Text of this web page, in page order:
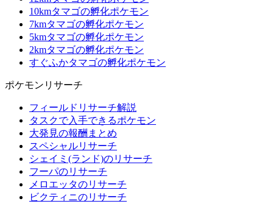
10kmタマゴの孵化ポケモン
7kmタマゴの孵化ポケモン
5kmタマゴの孵化ポケモン
2kmタマゴの孵化ポケモン
すぐふかタマゴの孵化ポケモン
ポケモンリサーチ
フィールドリサーチ解説
タスクで入手できるポケモン
大発見の報酬まとめ
スペシャルリサーチ
シェイミ(ランド)のリサーチ
フーパのリサーチ
メロエッタのリサーチ
ビクティニのリサーチ